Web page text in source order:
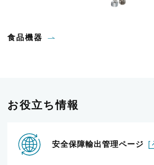
食品機器
お役立ち情報
安全保障輸出管理ページ